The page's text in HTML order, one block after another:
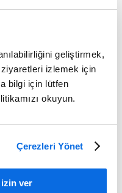
geliştirmek,
izlemek için
bilgi için lütfen
okuyun.
Çerezleri Yönet
ver